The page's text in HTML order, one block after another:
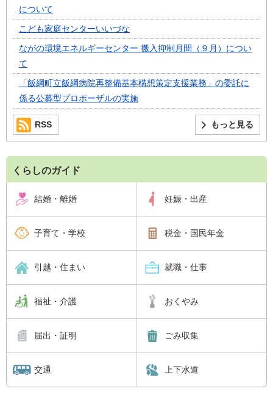
について
こども家庭センターいいづな
ながの環境エネルギーセンター 搬入抑制月間（９月）につい
て
「飯綱町立飯綱病院再整備基本構想策定支援業務」の委託に
係る公募型プロポーザルの実施
もっと見る
RSS
くらしのガイド
結婚・離婚 妊娠・出産
子育て・学校 税金・国民年金
引越・住まい 就職・仕事
福祉・介護 おくやみ
届出・証明 ごみ収集
交通 上下水道